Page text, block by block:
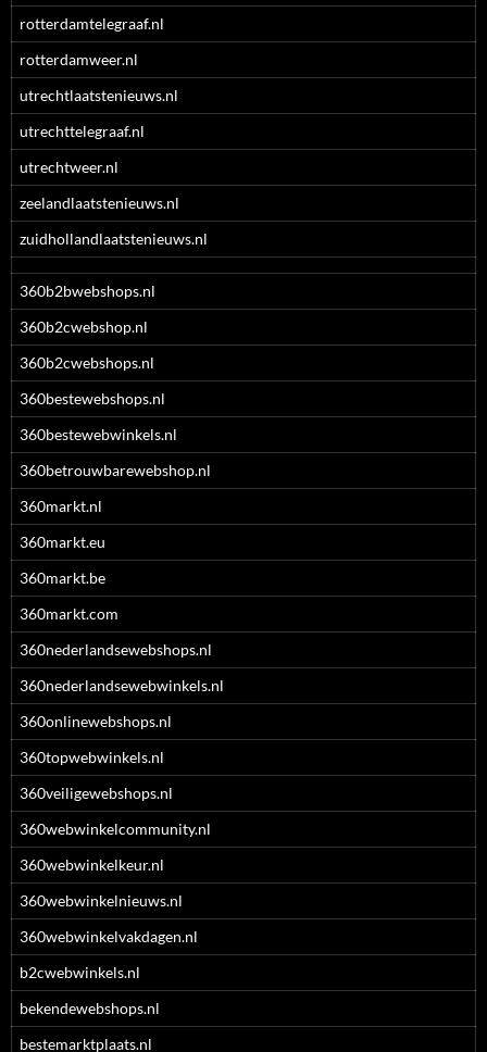
rotterdamtelegraaf.nl
rotterdamweer.nl
utrechtlaatstenieuws.nl
utrechttelegraaf.nl
utrechtweer.nl
zeelandlaatstenieuws.nl
zuidhollandlaatstenieuws.nl
360b2bwebshops.nl
360b2cwebshop.nl
360b2cwebshops.nl
360bestewebshops.nl
360bestewebwinkels.nl
360betrouwbarewebshop.nl
360markt.nl
360markt.eu
360markt.be
360markt.com
360nederlandsewebshops.nl
360nederlandsewebwinkels.nl
360onlinewebshops.nl
360topwebwinkels.nl
360veiligewebshops.nl
360webwinkelcommunity.nl
360webwinkelkeur.nl
360webwinkelnieuws.nl
360webwinkelvakdagen.nl
b2cwebwinkels.nl
bekendewebshops.nl
bestemarktplaats.nl